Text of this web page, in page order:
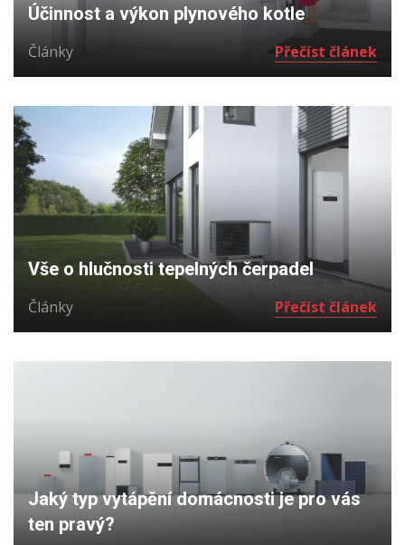
Účinnost a výkon plynového kotle
Články Přečíst článek
Vše o hlučnosti tepelných čerpadel
Články Přečíst článek
Jaký typ vytápění domácnosti je pro vás
ten pravý?